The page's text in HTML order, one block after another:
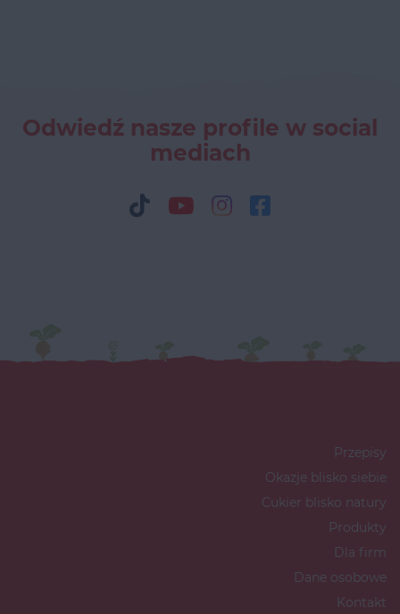
Odwiedź nasze profile w social
mediach
Przepisy
Okazje blisko siebie
Cukier blisko natury
Produkty
Dla firm
Dane osobowe
Kontakt